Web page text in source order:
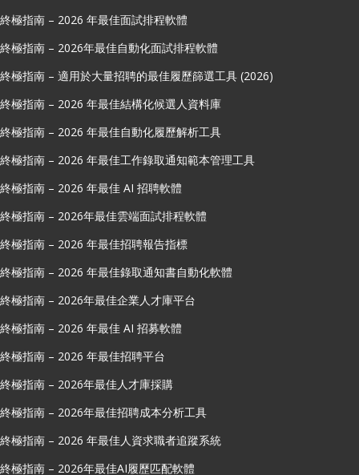
終極指南 – 2026 年最佳面試排程軟體
終極指南 – 2026年最佳自動化面試排程軟體
終極指南 – 適用於大量招聘的最佳履歷篩選工具 (2026)
終極指南 – 2026 年最佳結構化候選人資料庫
終極指南 – 2026 年最佳自動化履歷解析工具
終極指南 – 2026 年最佳工作錄取通知範本管理工具
終極指南 – 2026 年最佳 AI 招聘軟體
終極指南 – 2026年最佳雲端面試排程軟體
終極指南 – 2026 年最佳招聘報告指標
終極指南 – 2026 年最佳錄取通知書自動化軟體
終極指南 – 2026年最佳企業人才庫平台
終極指南 – 2026 年最佳 AI 招募軟體
終極指南 – 2026 年最佳招聘平台
終極指南 – 2026年最佳人才庫採購
終極指南 – 2026年最佳招聘成本分析工具
終極指南 – 2026 年最佳人資求職者追蹤系統
終極指南 – 2026年最佳AI履歷匹配軟體